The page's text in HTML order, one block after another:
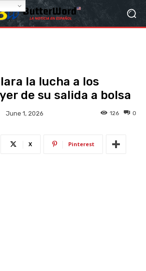
la lucha a los
de su salida a bolsa
June 1, 2026 0
126
X Pinterest